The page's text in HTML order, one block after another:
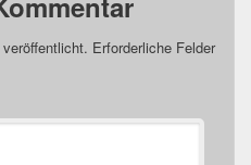
Erforderliche Felder